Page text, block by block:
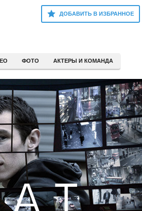
ДОБАВИТЬ В ИЗБРАННОЕ
ФОТО АКТЕРЫ И КОМАНДА